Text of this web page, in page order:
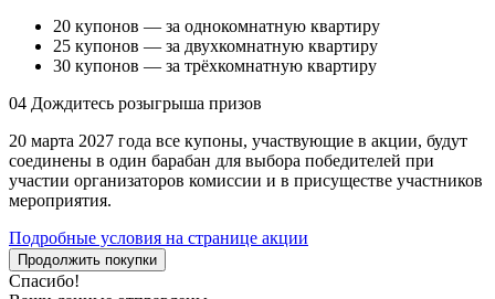
20 купонов — за однокомнатную квартиру
25 купонов — за двухкомнатную квартиру
30 купонов — за трёхкомнатную квартиру
04 Дождитесь розыгрыша призов
20 марта 2027 года все купоны, участвующие в акции, будут
соединены в один барабан для выбора победителей при
участии организаторов комиссии и в присуществе участников
мероприятия.
Подробные условия на странице акции
Продолжить покупки
Спасибо!